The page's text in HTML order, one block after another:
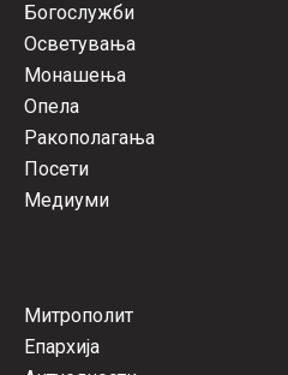
Богослужби
Осветувања
Монашења
Опела
Ракополагања
Посети
Медиуми
Митрополит
Епархија